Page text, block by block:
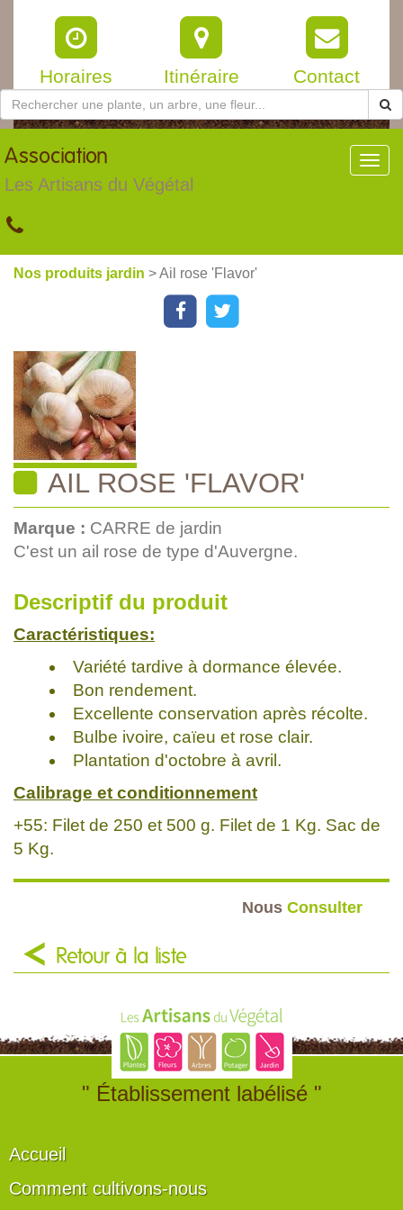
Horaires Itinéraire Contact
Association
Les Artisans du Végétal
Nos produits jardin > Ail rose 'Flavor'
AIL ROSE 'FLAVOR'
Marque : CARRE de jardin
C'est un ail rose de type d'Auvergne.
Descriptif du produit
Caractéristiques:
Variété tardive à dormance élevée.
Bon rendement.
Excellente conservation après récolte.
Bulbe ivoire, caïeu et rose clair.
Plantation d'octobre à avril.
Calibrage et conditionnement
+55: Filet de 250 et 500 g. Filet de 1 Kg. Sac de
5 Kg.
Nous Consulter
Retour à la liste
" Établissement labélisé "
Accueil
Comment cultivons-nous